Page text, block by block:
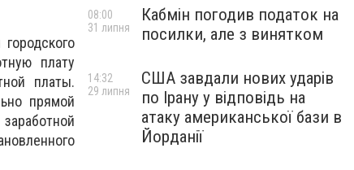
плату
платы.
прямой
Кабмін погодив податок на
посилки, але з винятком
08:00
31 липня
США завдали нових ударів
по Ірану у відповідь на
атаку американської бази в
Йорданії
14:32
29 липня